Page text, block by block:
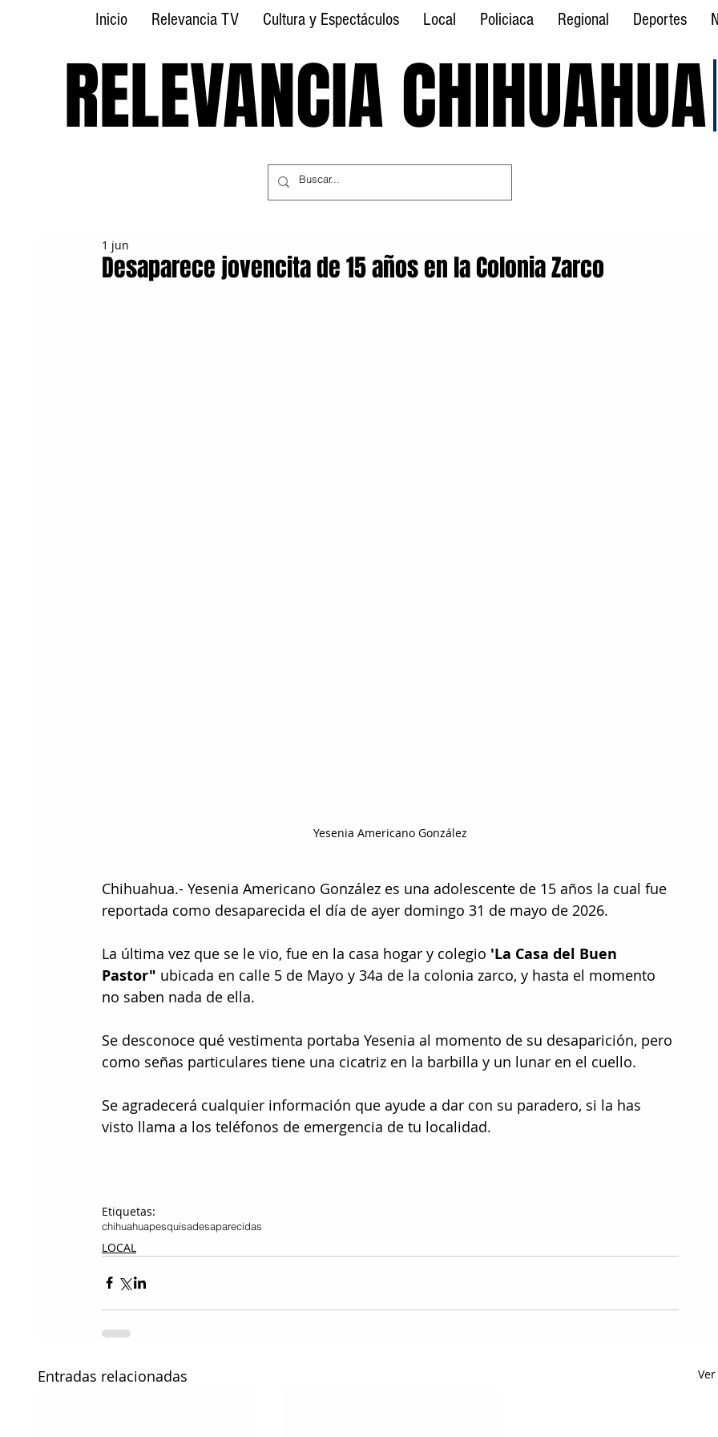
Inicio Relevancia TV Cultura y Espectáculos Local Policiaca Regional Deportes
RELEVANCIA CHIHUAHUA
RELEVANCIA CHIHUAHUA
Desaparece jovencita de 15 años en la Colonia Zarco
1 jun
Yesenia Americano González
Chihuahua.- Yesenia Americano González es una adolescente de 15 años la cual fue
reportada como desaparecida el día de ayer domingo 31 de mayo de 2026.
La última vez que se le vio, fue en la casa hogar y colegio 'La Casa del Buen
Pastor" ubicada en calle 5 de Mayo y 34a de la colonia zarco, y hasta el momento
no saben nada de ella.
Se desconoce qué vestimenta portaba Yesenia al momento de su desaparición, pero
como señas particulares tiene una cicatriz en la barbilla y un lunar en el cuello.
Se agradecerá cualquier información que ayude a dar con su paradero, si la has
visto llama a los teléfonos de emergencia de tu localidad.
Etiquetas:
chihuahuapesquisadesaparecidas
LOCAL
Entradas relacionadas